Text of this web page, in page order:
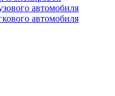
автомобиля
автомобиля